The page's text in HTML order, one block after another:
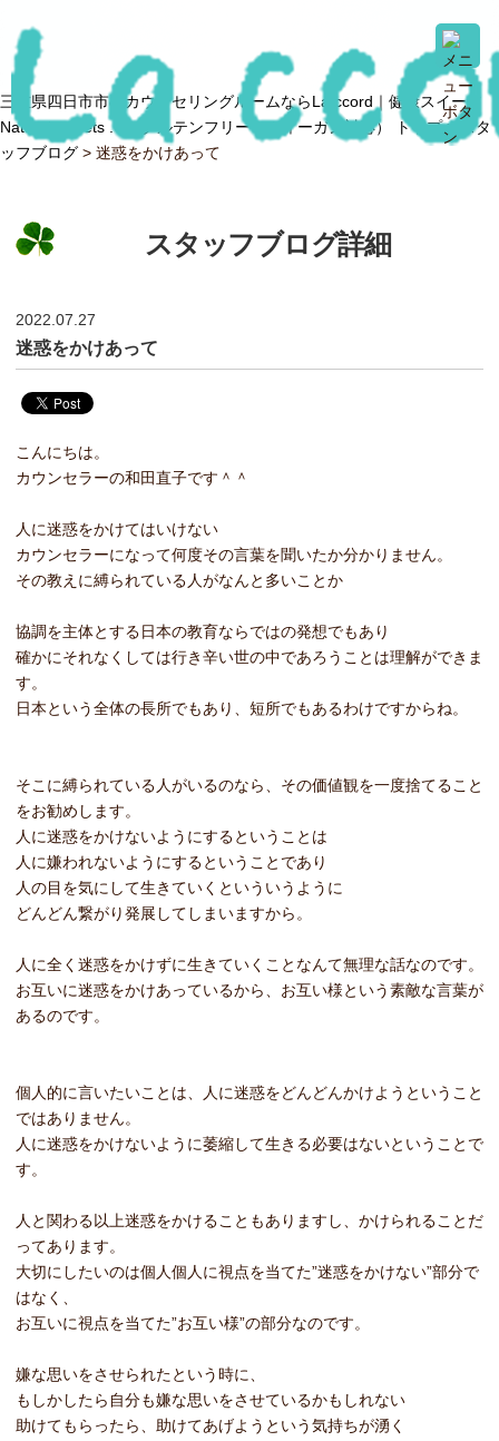
三重県四日市市のカウンセリングルームならLa ccord｜健康スイーツ
Natural sweets .O（グルテンフリー・ヴィーガン対応） トップ >
スタ
ッフブログ > 迷惑をかけあって
スタッフブログ詳細
2022.07.27
迷惑をかけあって
こんにちは。
カウンセラーの和田直子です＾＾
人に迷惑をかけてはいけない
カウンセラーになって何度その言葉を聞いたか分かりません。
その教えに縛られている人がなんと多いことか
協調を主体とする日本の教育ならではの発想でもあり
確かにそれなくしては行き辛い世の中であろうことは理解ができま
す。
日本という全体の長所でもあり、短所でもあるわけですからね。
そこに縛られている人がいるのなら、その価値観を一度捨てること
をお勧めします。
人に迷惑をかけないようにするということは
人に嫌われないようにするということであり
人の目を気にして生きていくといういうように
どんどん繋がり発展してしまいますから。
人に全く迷惑をかけずに生きていくことなんて無理な話なのです。
お互いに迷惑をかけあっているから、お互い様という素敵な言葉が
あるのです。
個人的に言いたいことは、人に迷惑をどんどんかけようということ
ではありません。
人に迷惑をかけないように萎縮して生きる必要はないということで
す。
人と関わる以上迷惑をかけることもありますし、かけられることだ
ってあります。
大切にしたいのは個人個人に視点を当てた”迷惑をかけない”部分で
はなく、
お互いに視点を当てた”お互い様”の部分なのです。
嫌な思いをさせられたという時に、
もしかしたら自分も嫌な思いをさせているかもしれない
助けてもらったら、助けてあげようという気持ちが湧く